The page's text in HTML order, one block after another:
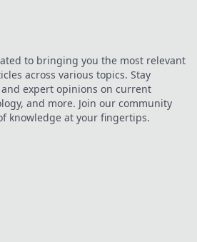
to bringing you the most relevant
across various topics. Stay
expert opinions on current
and more. Join our community
knowledge at your fingertips.